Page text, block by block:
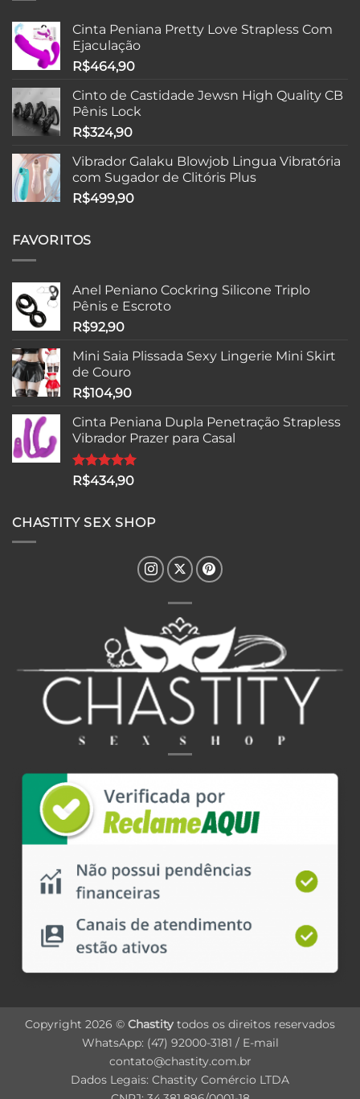
Cinta Peniana Pretty Love Strapless Com
Ejaculação
R$464,90
Cinto de Castidade Jewsn High Quality CB
Pênis Lock
R$324,90
Vibrador Galaku Blowjob Lingua Vibratória
com Sugador de Clitóris Plus
R$499,90
FAVORITOS
Anel Peniano Cockring Silicone Triplo
Pênis e Escroto
R$92,90
Mini Saia Plissada Sexy Lingerie Mini Skirt
de Couro
R$104,90
Cinta Peniana Dupla Penetração Strapless
Vibrador Prazer para Casal
Avaliação
de 5
R$434,90
CHASTITY SEX SHOP
Copyright 2026 © Chastity todos os direitos reservados
WhatsApp: (47) 92000-3181 / E-mail
contato@chastity.com.br
Dados Legais: Chastity Comércio LTDA